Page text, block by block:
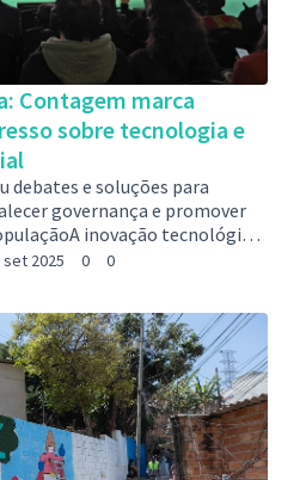
Contagem marca
sobre tecnologia e
debates e soluções para
governança e promover
inovação tecnológica
mais, indispensável para
CSC (Connected Smart
pela Secretaria-Geral do
aconteceu entre os dias 22 e 24
finalidade incentiv…
set 2025 0 0